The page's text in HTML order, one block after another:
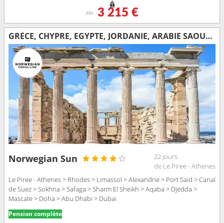
dès 3 215 €
GRÈCE, CHYPRE, EGYPTE, JORDANIE, ARABIE SAOUDITE, OMAN, QATAR, EMIRATS ARABES UNIS
Norwegian Sun
22 jours
de Le Piree - Athenes
Le Piree - Athenes > Rhodes > Limassol > Alexandrie > Port Said > Canal
de Suez > Sokhna > Safaga > Sharm El Sheikh > Aqaba > Djedda >
Mascate > Doha > Abu Dhabi > Dubai
Pension complète